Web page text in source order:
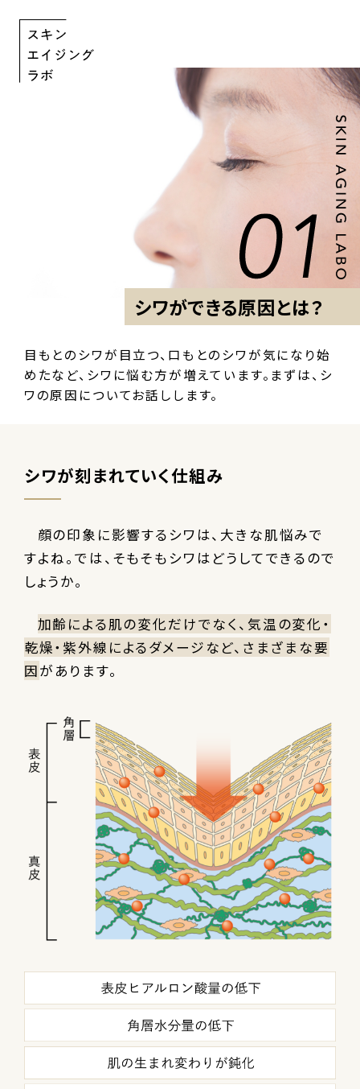
シワができる原因とは？
目もとのシワが目立つ、口もとのシワが気になり始
めたなど、シワに悩む方が増えています。 まずは、シ
ワの原因についてお話しします。
シワが刻まれていく仕組み
顔の印象に影響するシワは、大きな肌悩みで
すよね。では、そもそもシワはどうしてできるので
しょうか。
加齢による肌の変化だけでなく、気温の変化・
乾燥・紫外線によるダメージなど、さまざまな要
因があります。